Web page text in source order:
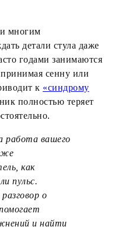
многим
детали стула даже
годами занимаются
сенну или
к «синдрому
полностью теряет
работа вашего
же
как
пульс.
о
и найти